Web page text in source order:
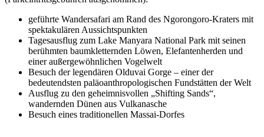
geführte Wandersafari am Rand des Ngorongoro-Kraters mit
spektakulären Aussichtspunkten
Tagesausflug zum Lake Manyara National Park mit seinen
berühmten baumkletternden Löwen, Elefantenherden und
einer außergewöhnlichen Vogelwelt
Besuch der legendären Olduvai Gorge – einer der
bedeutendsten paläoanthropologischen Fundstätten der Welt
Ausflug zu den geheimnisvollen „Shifting Sands“,
wandernden Dünen aus Vulkanasche
Besuch eines traditionellen Massai-Dorfes